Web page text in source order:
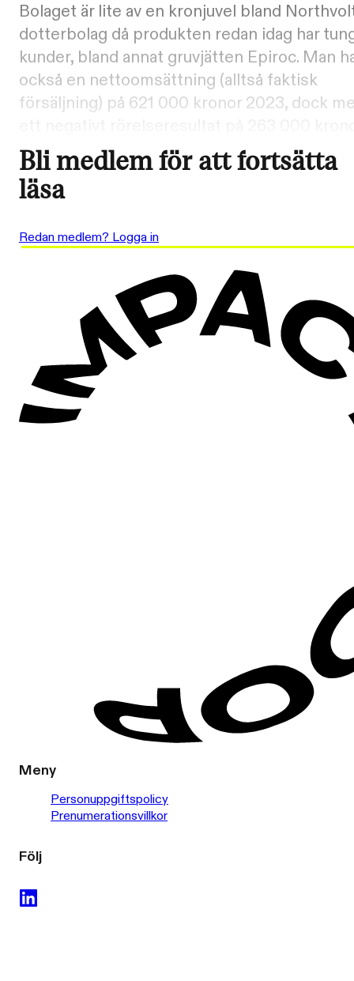
Bolaget är lite av en kronjuvel bland
dotterbolag då produkten redan idag har
kunder, bland annat gruvjätten Epiroc. Man
också en nettoomsättning (alltså faktisk
försäljning) på 621 000 kronor 2023, dock
Bli medlem för att fortsätta
läsa
Redan medlem? Logga in
Meny
Personuppgiftspolicy
Prenumerationsvillkor
Följ